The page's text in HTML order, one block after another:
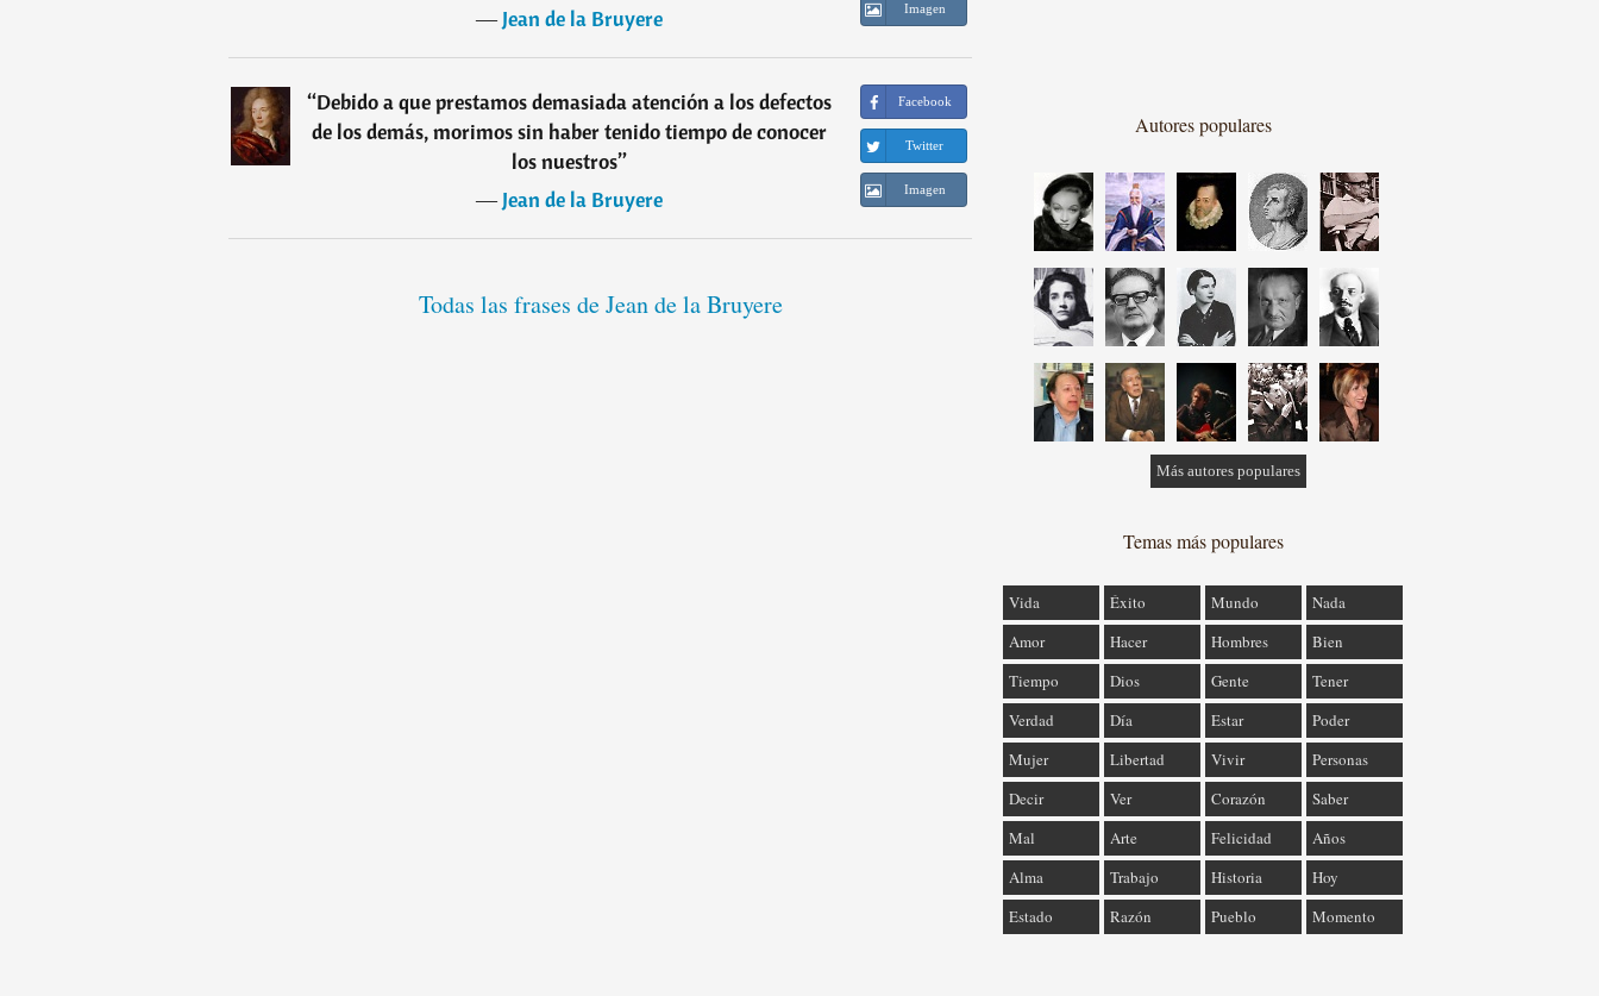
―Jean de la Bruyere Imagen
“Debido a que prestamos demasiada atención a los defectos
de los demás, morimos sin haber tenido tiempo de conocer
los nuestros”
―Jean de la Bruyere
Facebook
Twitter
Imagen
Todas las frases de Jean de la Bruyere
Autores populares
Más autores populares
Temas más populares
Vida Éxito Mundo
Nada
Amor
Hacer Hombres
Bien
Tiempo
Dios Gente
Tener
Verdad
Día Estar
Poder
Mujer
Libertad Vivir
Personas
Decir
Ver Corazón
Saber
Mal
Arte Felicidad
Años
Alma
Trabajo Historia
Hoy
Estado
Razón Pueblo Momento